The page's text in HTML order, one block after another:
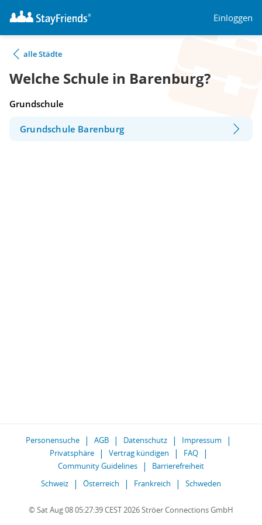
Einloggen
alle Städte
Welche Schule in Barenburg?
Grundschule
Grundschule Barenburg
Personensuche AGB Datenschutz
Impressum
Privatsphäre
Vertrag kündigen
FAQ
Community Guidelines
Barrierefreiheit
Schweiz
Österreich Frankreich Schweden
© Sat Aug 08 05:27:39 CEST 2026 Ströer Connections GmbH